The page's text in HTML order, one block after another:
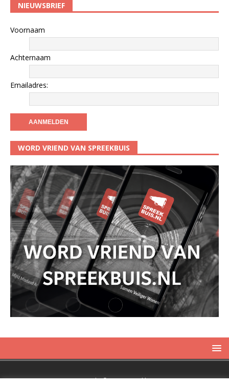
NIEUWSBRIEF
Voornaam
Achternaam
Emailadres:
WORD VRIEND VAN SPREEKBUIS
Copyright © 2019 Spreekbuis